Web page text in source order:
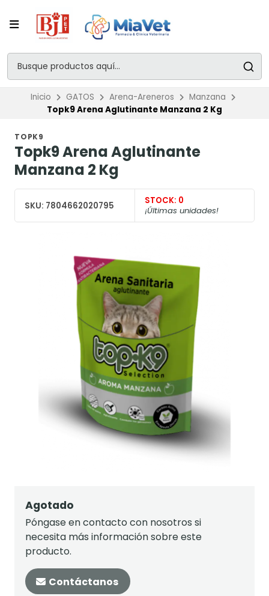
Inicio GATOS Arena-Areneros
Manzana
Topk9 Arena Aglutinante Manzana 2 Kg
TOPK9
Topk9 Arena Aglutinante
Manzana 2 Kg
SKU: 7804662020795 STOCK: 0
¡Últimas unidades!
Agotado
Póngase en contacto con nosotros si
necesita más información sobre este
producto.
Contáctanos